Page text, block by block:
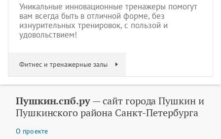
Уникальные инновационные тренажеры помогут
вам всегда быть в отличной форме, без
изнурительных тренировок, с пользой и
удовольствием!
Фитнес и тренажерные залы
Пушкин.спб.ру— сайт города Пушкин и
Пушкинского района Санкт-Петербурга
О проекте